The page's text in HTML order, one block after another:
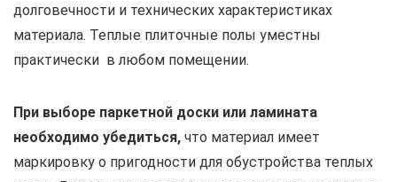
долговечности и технических характеристиках
материала. Теплые плиточные полы уместны
практически в любом помещении.
При выборе паркетной доски или ламината
необходимо убедиться, что материал имеет
маркировку о пригодности для обустройства теплых